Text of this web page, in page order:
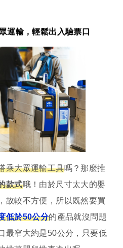
運輸，輕鬆出入驗票口
乘大眾運輸工具嗎？那麼推
款式哦！由於尺寸太大的嬰
故較不方便，所以既然要買
低於50公分的產品就沒問題
最窄大約是50公分，只要低